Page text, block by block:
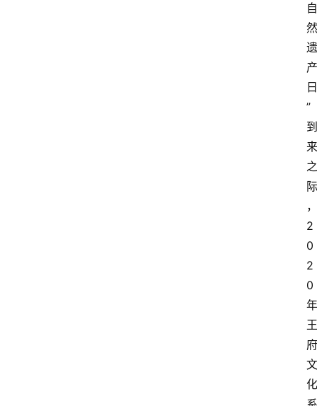
自
然
遗
产
日
”
到
来
之
际
，
2
0
2
0
年
王
府
文
化